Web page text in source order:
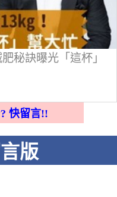
秘訣曝光「這杯」
快留言!!
版